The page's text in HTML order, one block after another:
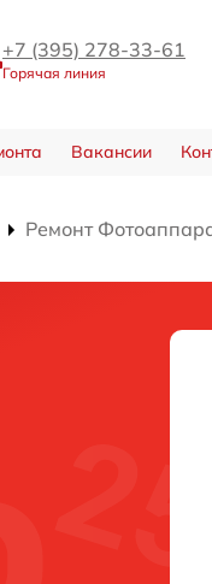
+7 (395) 278-33-61
Горячая линия
Вакансии
Ремонт